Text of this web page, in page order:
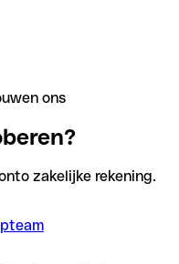
ons
zakelijke rekening.